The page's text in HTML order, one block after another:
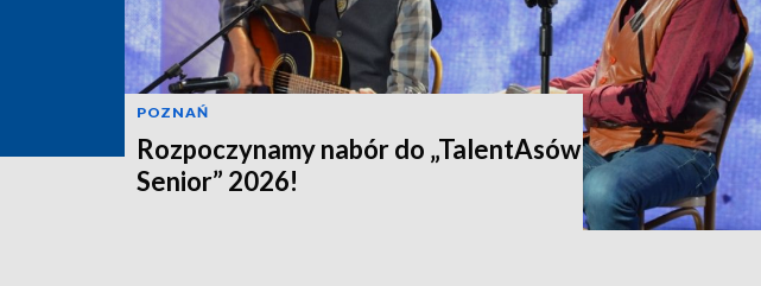
POZNAŃ
Rozpoczynamy nabór do „TalentAsów
Senior” 2026!